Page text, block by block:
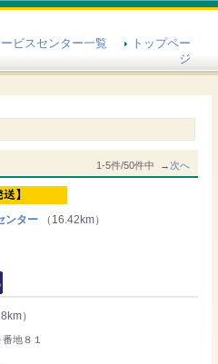
ビスセンター一覧
トップペー
ジ
1-5件/50件中 →次へ
ンター （16.42km）
）
地８１